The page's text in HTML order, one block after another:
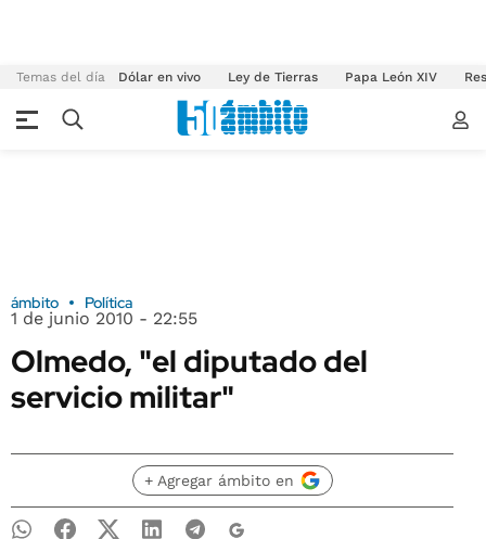
Temas del día Dólar en vivo Ley de Tierras Papa León XIV
ámbito Política
1 de junio 2010 - 22:55
Olmedo, "el diputado del
servicio militar"
+ Agregar ámbito en